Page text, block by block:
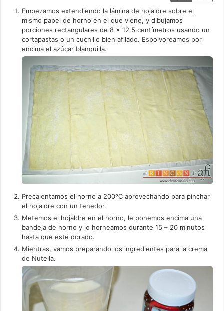
Empezamos extendiendo la lámina de hojaldre sobre el
mismo papel de horno en el que viene, y dibujamos
porciones rectangulares de 8 x 12.5 centímetros usando un
cortapastas o un cuchillo bien afilado. Espolvoreamos por
encima el azúcar blanquilla.
Precalentamos el horno a 200ºC aprovechando para pinchar
el hojaldre con un tenedor.
Metemos el hojaldre en el horno, le ponemos encima una
bandeja de horno y lo horneamos durante 15 – 20 minutos
hasta que esté dorado.
Mientras, vamos preparando los ingredientes para la crema
de Nutella.